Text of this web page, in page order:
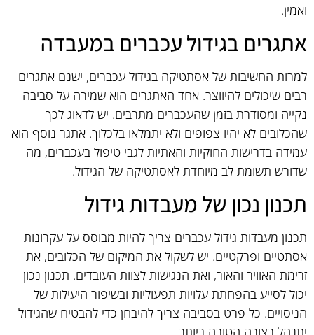
ואמין.
אתגרים בגידול עכברים במעבדה
למרות החשיבות של אסתטיקה בגידול עכברים, ישנם אתגרים
רבים שיכולים להיווצר. אחד האתגרים הוא שמירה על סביבה
נקייה ומסודרת בזמן שהעכברים מתרבים. יש לדאוג לכך
שהכלובים לא יהיו צפופים ולא יתמלאו בלכלוך. אתגר נוסף הוא
עמידה בדרישות החוקיות והאתיות לגבי טיפול בעכברים, מה
שדורש תשומת לב מיוחדת לאסתטיקה של הגידול.
תכנון נכון של מעבדות גידול
תכנון מעבדות גידול עכברים צריך להיות מבוסס על עקרונות
אסתטיים ופרקטיים. יש לשקול את המיקום של הכלובים, את
זרימת האוויר והאור, ואת הנגישות לצוות העובדים. תכנון נכון
יכול לסייע בהפחתת עלויות תפעוליות ובשיפור היעילות של
הניסויים. כל פרט בסביבה צריך להיבחן כדי להבטיח שהגידול